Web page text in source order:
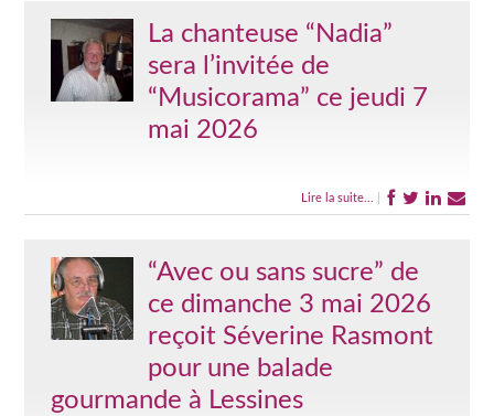
La chanteuse “Nadia”
sera l’invitée de
“Musicorama” ce jeudi 7
mai 2026
Lire la suite...
“Avec ou sans sucre” de
ce dimanche 3 mai 2026
reçoit Séverine Rasmont
pour une balade
gourmande à Lessines